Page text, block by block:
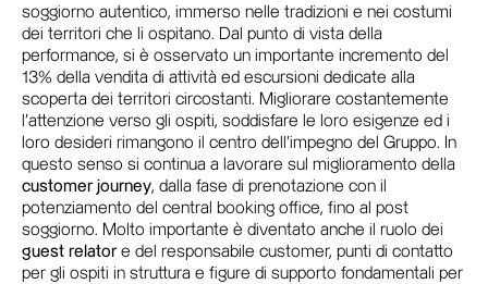
soggiorno autentico, immerso nelle tradizioni e nei costumi
dei territori che li ospitano. Dal punto di vista della
performance, si è osservato un importante incremento del
13% della vendita di attività ed escursioni dedicate alla
scoperta dei territori circostanti. Migliorare costantemente
l’attenzione verso gli ospiti, soddisfare le loro esigenze ed i
loro desideri rimangono il centro dell’impegno del Gruppo. In
questo senso si continua a lavorare sul miglioramento della
customer journey, dalla fase di prenotazione con il
potenziamento del central booking office, fino al post
soggiorno. Molto importante è diventato anche il ruolo dei
guest relator e del responsabile customer, punti di contatto
per gli ospiti in struttura e figure di supporto fondamentali per